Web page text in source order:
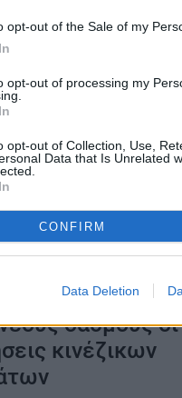
opt-out of the Sale of my
opt-out of processing my
opt-out of Collection, Use,
Data that Is Unrelated
CONFIRM
Data Deletion
επιλέγονται περιοχές
τουρισμό, έντονη
ρυθμιστικό περιβάλλον
Απτόητες από
δασμούς οι
κινέζικων